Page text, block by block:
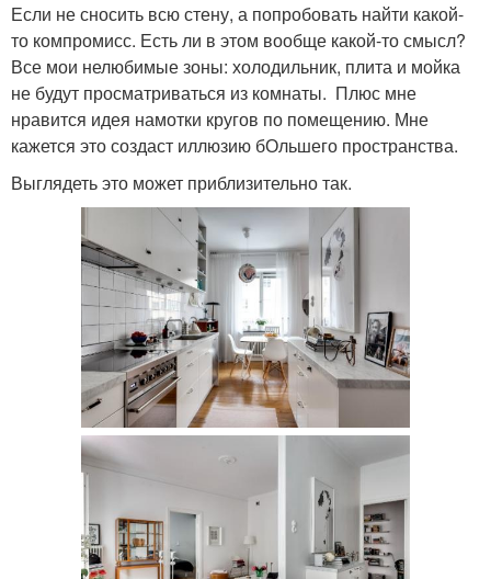
Если не сносить всю стену, а попробовать найти какой-
то компромисс. Есть ли в этом вообще какой-то смысл?
Все мои нелюбимые зоны: холодильник, плита и мойка
не будут просматриваться из комнаты. Плюс мне
нравится идея намотки кругов по помещению. Мне
кажется это создаст иллюзию бОльшего пространства.
Выглядеть это может приблизительно так.